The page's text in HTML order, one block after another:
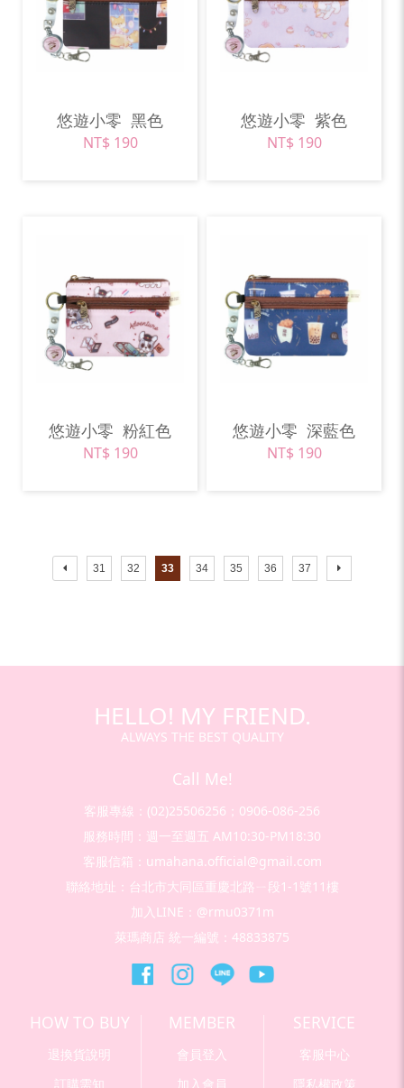
悠遊小零 黑色
NT$ 190
悠遊小零 紫色
NT$ 190
悠遊小零 粉紅色
NT$ 190
悠遊小零 深藍色
NT$ 190
31 32 33 34 35 36 37
HELLO! MY FRIEND.
ALWAYS THE BEST QUALITY
Call Me!
客服專線：(02)25506256；0906-086-256
服務時間：週一至週五 AM10:30-PM18:30
客服信箱：umahana.official@gmail.com
聯絡地址：台北市大同區重慶北路ㄧ段1-1號11樓
加入LINE：@rmu0371m
萊瑪商店 統一編號：48833875
HOW TO BUY
退換貨說明
訂購需知
MEMBER
會員登入
加入會員
SERVICE
客服中心
隱私權政策